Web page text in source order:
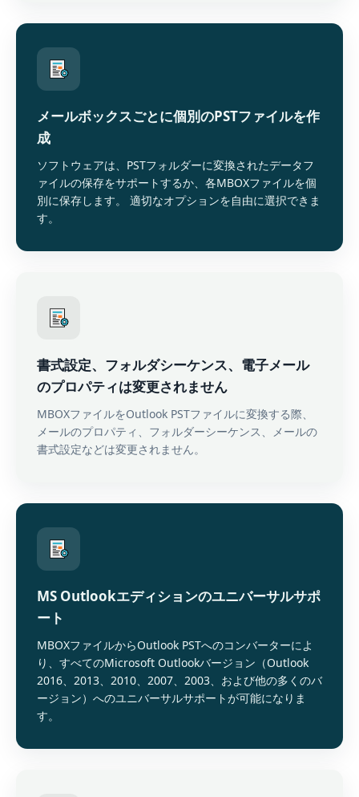
メールボックスごとに個別のPSTファイルを作
成
ソフトウェアは、PSTフォルダーに変換されたデータフ
ァイルの保存をサポートするか、各MBOXファイルを個
別に保存します。 適切なオプションを自由に選択できま
す。
書式設定、フォルダシーケンス、電子メール
のプロパティは変更されません
MBOXファイルをOutlook PSTファイルに変換する際、
メールのプロパティ、フォルダーシーケンス、メールの
書式設定などは変更されません。
MS Outlookエディションのユニバーサルサポ
ート
MBOXファイルからOutlook PSTへのコンバーターによ
り、すべてのMicrosoft Outlookバージョン（Outlook
2016、2013、2010、2007、2003、および他の多くのバ
ージョン）へのユニバーサルサポートが可能になりま
す。